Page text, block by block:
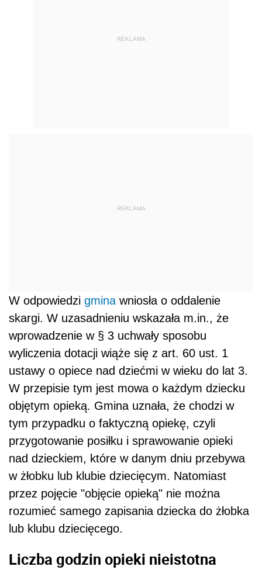
REKLAMA
REKLAMA
W odpowiedzi gmina wniosła o oddalenie
skargi. W uzasadnieniu wskazała m.in., że
wprowadzenie w § 3 uchwały sposobu
wyliczenia dotacji wiąże się z art. 60 ust. 1
ustawy o opiece nad dziećmi w wieku do lat 3.
W przepisie tym jest mowa o każdym dziecku
objętym opieką. Gmina uznała, że chodzi w
tym przypadku o faktyczną opiekę, czyli
przygotowanie posiłku i sprawowanie opieki
nad dzieckiem, które w danym dniu przebywa
w żłobku lub klubie dziecięcym. Natomiast
przez pojęcie "objęcie opieką" nie można
rozumieć samego zapisania dziecka do żłobka
lub klubu dziecięcego.
Liczba godzin opieki nieistotna